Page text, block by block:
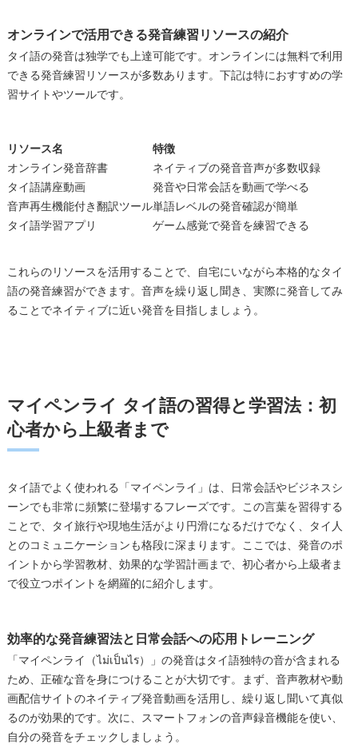
オンラインで活用できる発音練習リソースの紹介
タイ語の発音は独学でも上達可能です。オンラインには無料で利用
できる発音練習リソースが多数あります。下記は特におすすめの学
習サイトやツールです。
リソース名
特徴
オンライン発音辞書
ネイティブの発音音声が多数収録
タイ語講座動画
発音や日常会話を動画で学べる
音声再生機能付き翻訳ツール単語レベルの発音確認が簡単
タイ語学習アプリ
ゲーム感覚で発音を練習できる
これらのリソースを活用することで、自宅にいながら本格的なタイ
語の発音練習ができます。音声を繰り返し聞き、実際に発音してみ
ることでネイティブに近い発音を目指しましょう。
マイペンライ タイ語の習得と学習法：初
心者から上級者まで
タイ語でよく使われる「マイペンライ」は、日常会話やビジネスシ
ーンでも非常に頻繁に登場するフレーズです。この言葉を習得する
ことで、タイ旅行や現地生活がより円滑になるだけでなく、タイ人
とのコミュニケーションも格段に深まります。ここでは、発音のポ
イントから学習教材、効果的な学習計画まで、初心者から上級者ま
で役立つポイントを網羅的に紹介します。
効率的な発音練習法と日常会話への応用トレーニング
「マイペンライ（ไม่เป็นไร）」の発音はタイ語独特の音が含まれる
ため、正確な音を身につけることが大切です。まず、音声教材や動
画配信サイトのネイティブ発音動画を活用し、繰り返し聞いて真似
るのが効果的です。次に、スマートフォンの音声録音機能を使い、
自分の発音をチェックしましょう。